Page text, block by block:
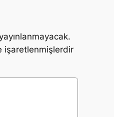
işaretlenmişlerdir